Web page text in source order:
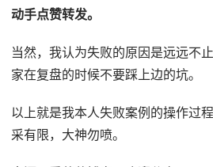
动手点赞转发。
当然，我认为失败的原因是远远不
家在复盘的时候不要踩上边的坑。
以上就是我本人失败案例的操作过
采有限，大神勿喷。